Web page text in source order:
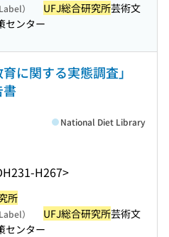
） UFJ総合研究所芸術文
センター
育に関する実態調査」
H267>
National Diet Library
所
） UFJ総合研究所芸術文
センター